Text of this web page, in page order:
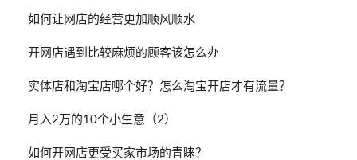
如何让网店的经营更加顺风顺水
开网店遇到比较麻烦的顾客该怎么办
实体店和淘宝店哪个好？怎么淘宝开店才有流量？
月入2万的10个小生意（2）
如何开网店更受买家市场的青睐？